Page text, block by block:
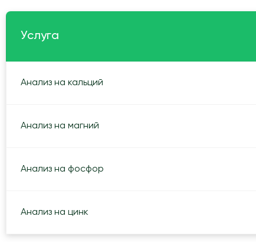
Услуга
Анализ на кальций
Анализ на магний
Анализ на фосфор
Анализ на цинк